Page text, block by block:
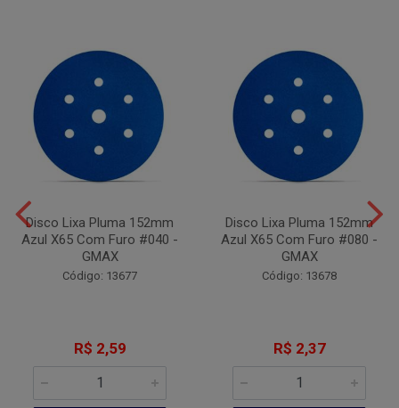
Disco Lixa Pluma 152mm
Azul X65 Com Furo #040 -
GMAX
Código: 13677
R$ 2,59
Disco Lixa Pluma 152mm
Azul X65 Com Furo #080 -
GMAX
Código: 13678
R$ 2,37